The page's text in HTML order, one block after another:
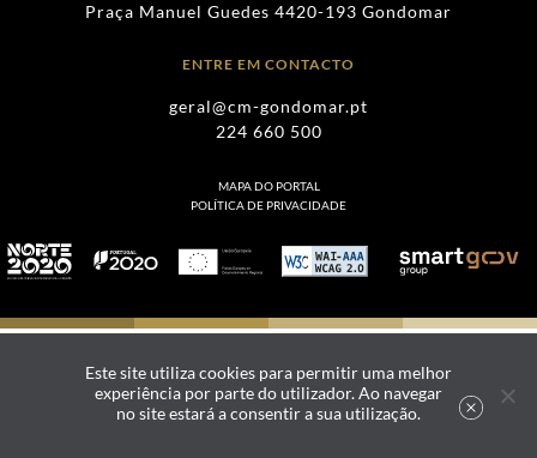
Praça Manuel Guedes 4420-193 Gondomar
ENTRE EM CONTACTO
geral@cm-gondomar.pt
224 660 500
MAPA DO PORTAL
POLÍTICA DE PRIVACIDADE
Este site utiliza cookies para permitir uma melhor
experiência por parte do utilizador. Ao navegar
no site estará a consentir a sua utilização.